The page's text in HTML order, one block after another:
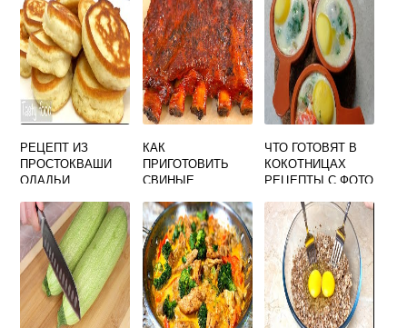
РЕЦЕПТ ИЗ
ПРОСТОКВАШИ
ОЛАДЬИ
ПЫШНЫЕ
КАК
ПРИГОТОВИТЬ
СВИНЫЕ
ДУХОВКЕ ВКУСНО
ВИДЕО
ЧТО ГОТОВЯТ В
КОКОТНИЦАХ
РЕЦЕПТЫ С ФОТО
ВКУСНЫЕ